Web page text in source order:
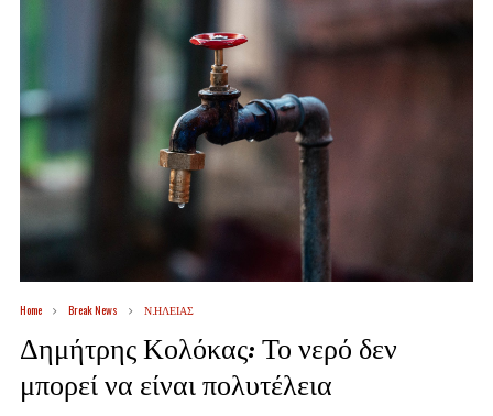
Home Break News Ν.ΗΛΕΙΑΣ
Δημήτρης Κολόκας: Το νερό δεν
μπορεί να είναι πολυτέλεια